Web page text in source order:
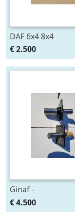
DAF 6x4 8x4
€ 2.500
Ginaf -
€ 4.500